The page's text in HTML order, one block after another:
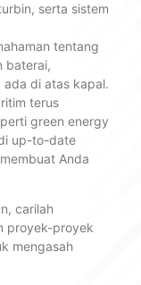
serta sistem
tentang
baterai,
ada di atas kapal.
terus
green energy
up-to-date
Anda
carilah
proyek-proyek
mengasah